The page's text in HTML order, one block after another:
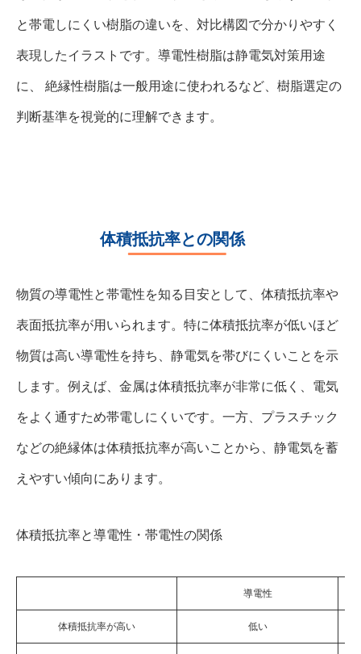
と帯電しにくい樹脂の違いを、対比構図で分かりやすく
表現したイラストです。導電性樹脂は静電気対策用途
に、 絶縁性樹脂は一般用途に使われるなど、樹脂選定の
判断基準を視覚的に理解できます。
体積抵抗率との関係
物質の導電性と帯電性を知る目安として、体積抵抗率や
表面抵抗率が用いられます。特に体積抵抗率が低いほど
物質は高い導電性を持ち、静電気を帯びにくいことを示
します。例えば、金属は体積抵抗率が非常に低く、電気
をよく通すため帯電しにくいです。一方、プラスチック
などの絶縁体は体積抵抗率が高いことから、静電気を蓄
えやすい傾向にあります。
体積抵抗率と導電性・帯電性の関係
導電性
体積抵抗率が高い 低い